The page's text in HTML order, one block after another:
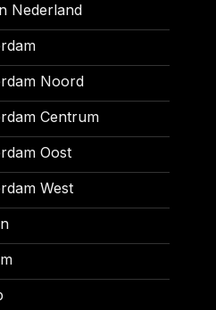
Nederland
Noord
Centrum
Oost
West